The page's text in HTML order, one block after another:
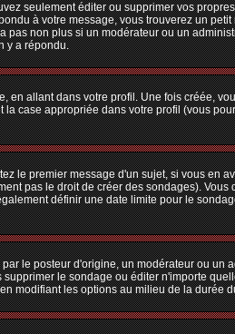
seulement éditer ou supprimer vos
à votre message, vous trouverez un
non plus si un modérateur ou un
y a répondu.
en allant dans votre profil. Une fois créée,
case appropriée dans votre profil (vous
le premier message d'un sujet, si vous en
pas le droit de créer des sondages).
définir une date limite pour le
le posteur d'origine, un modérateur ou
le sondage ou éditer n'importe
modifiant les options au milieu de la durée